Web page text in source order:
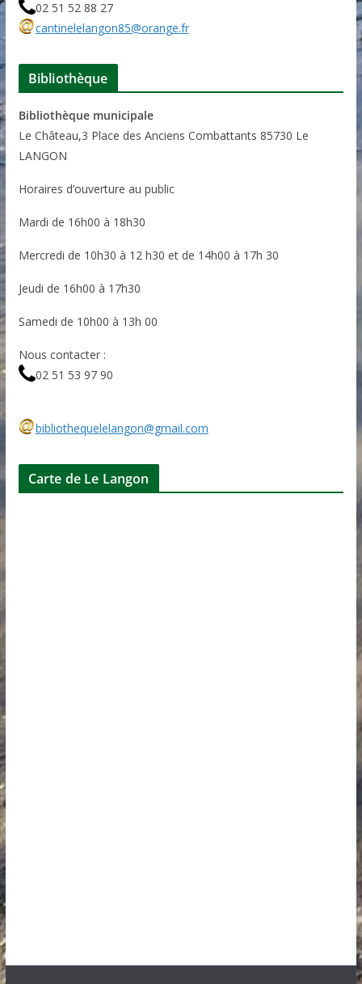
02 51 52 88 27
cantinelelangon85@orange.fr
Bibliothèque
Bibliothèque municipale
Le Château,3 Place des Anciens Combattants 85730 Le
LANGON
Horaires d’ouverture au public
Mardi de 16h00 à 18h30
Mercredi de 10h30 à 12 h30 et de 14h00 à 17h 30
Jeudi de 16h00 à 17h30
Samedi de 10h00 à 13h 00
Nous contacter :
02 51 53 97 90
bibliothequelelangon@gmail.com
Carte de Le Langon